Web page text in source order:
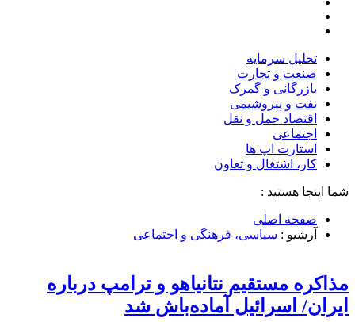
تحلیل‌ سرمایه
صنعت و تجارت
بازرگانی و گمرک
نفت و پتروشیمی
اقتصاد حمل و نقل
اجتماعی
استارت اپ ها
کار، اشتغال و تعاون
شما اینجا هستید :
صفحه اصلی
آرشیو : سیاسی، فرهنگی و اجتماعی
مذاکره مستقیم نتانیاهو و ترامپ درباره
ایران/ اسرائیل آماده‌باش شد